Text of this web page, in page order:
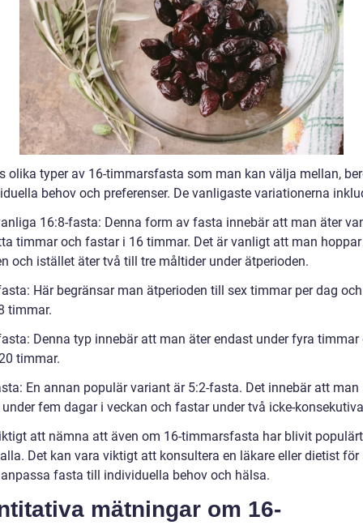
olika typer av 16-timmarsfasta som man kan välja mellan,
behov och preferenser. De vanligaste variationerna
16:8-fasta: Denna form av fasta innebär att man äter
timmar och fastar i 16 timmar. Det är vanligt att man
och istället äter två till tre måltider under ätperioden.
Här begränsar man ätperioden till sex timmar per dag
timmar.
Denna typ innebär att man äter endast under fyra timmar
timmar.
En annan populär variant är 5:2-fasta. Det innebär att man
fem dagar i veckan och fastar under två icke-
att nämna att även om 16-timmarsfasta har blivit
Det kan vara viktigt att konsultera en läkare eller dietist
fasta till individuella behov och hälsa.
mätningar om 16-